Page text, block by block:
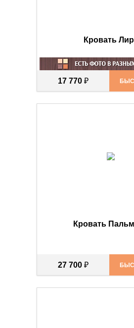
Кровать
17 770 ₽
Кровать
27 700 ₽